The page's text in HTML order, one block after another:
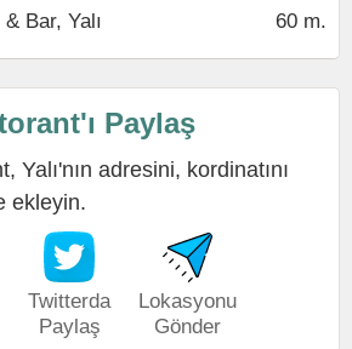
Bar, Yalı 60 m.
Paylaş
Yalı'nın adresini, kordinatını
ekleyin.
Twitterda
Paylaş
Lokasyonu
Gönder